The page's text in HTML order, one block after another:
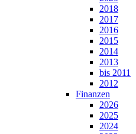
2018
2017
2016
2015
2014
2013
bis 2011
2012
Finanzen
2026
2025
2024